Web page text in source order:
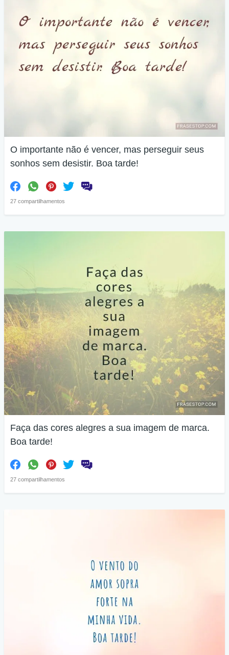
O importante não é vencer, mas perseguir seus
sonhos sem desistir. Boa tarde!
27 compartilhamentos
Faça das cores alegres a sua imagem de marca.
Boa tarde!
27 compartilhamentos